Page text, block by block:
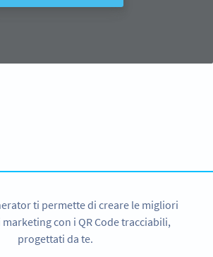
ti permette di creare le migliori
con i QR Code tracciabili,
progettati da te.